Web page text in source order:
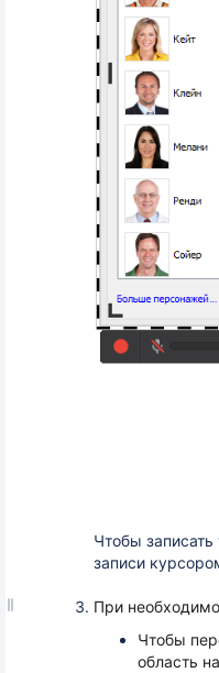
Чтобы
записи
При
Чтобы
область